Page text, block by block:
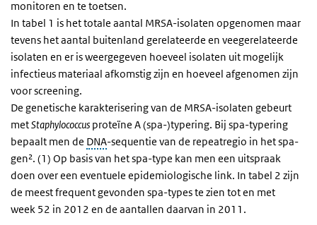
monitoren en te toetsen.
In tabel 1 is het totale aantal MRSA-isolaten opgenomen maar
tevens het aantal buitenland gerelateerde en veegerelateerde
isolaten en er is weergegeven hoeveel isolaten uit mogelijk
infectieus materiaal afkomstig zijn en hoeveel afgenomen zijn
voor screening.
De genetische karakterisering van de MRSA-isolaten gebeurt
metStaphylococcus proteïne A (spa-)typering. Bij spa-typering
bepaalt men de DNA-sequentie van de repeatregio in het spa-
gen². (1) Op basis van het spa-type kan men een uitspraak
doen over een eventuele epidemiologische link. In tabel 2 zijn
de meest frequent gevonden spa-types te zien tot en met
week 52 in 2012 en de aantallen daarvan in 2011.